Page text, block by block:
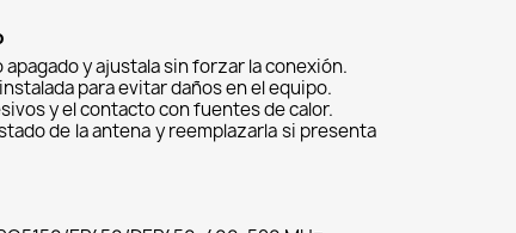
apagado y ajustala sin forzar la conexión.
para evitar daños en el equipo.
y el contacto con fuentes de calor.
de la antena y reemplazarla si presenta